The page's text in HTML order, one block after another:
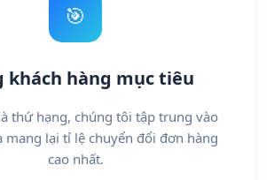
🎯
khách hàng mục tiêu
thứ hạng, chúng tôi tập trung vào
mang lại tỉ lệ chuyển đổi đơn hàng
cao nhất.